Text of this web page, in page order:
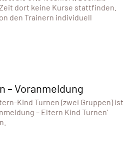
dort keine Kurse stattfinden.
den Trainern individuell
– Voranmeldung
Kind Turnen (zwei Gruppen) ist
– Eltern Kind Turnen’